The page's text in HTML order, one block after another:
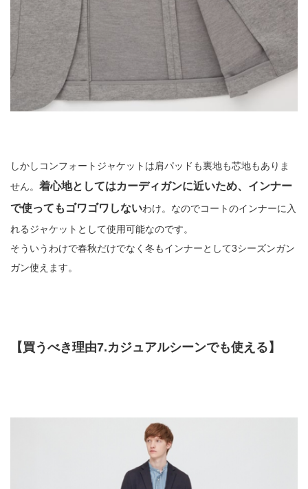
しかしコンフォートジャケットは肩パッドも裏地も芯地もありま
せん。 着心地としてはカーディガンに近いため、インナー
で使ってもゴワゴワしないわけ。なのでコートのインナーに入
れるジャケットとして使用可能なのです。
そういうわけで春秋だけでなく冬もインナーとして3シーズンガン
ガン使えます。
【買うべき理由7.カジュアルシーンでも使える】